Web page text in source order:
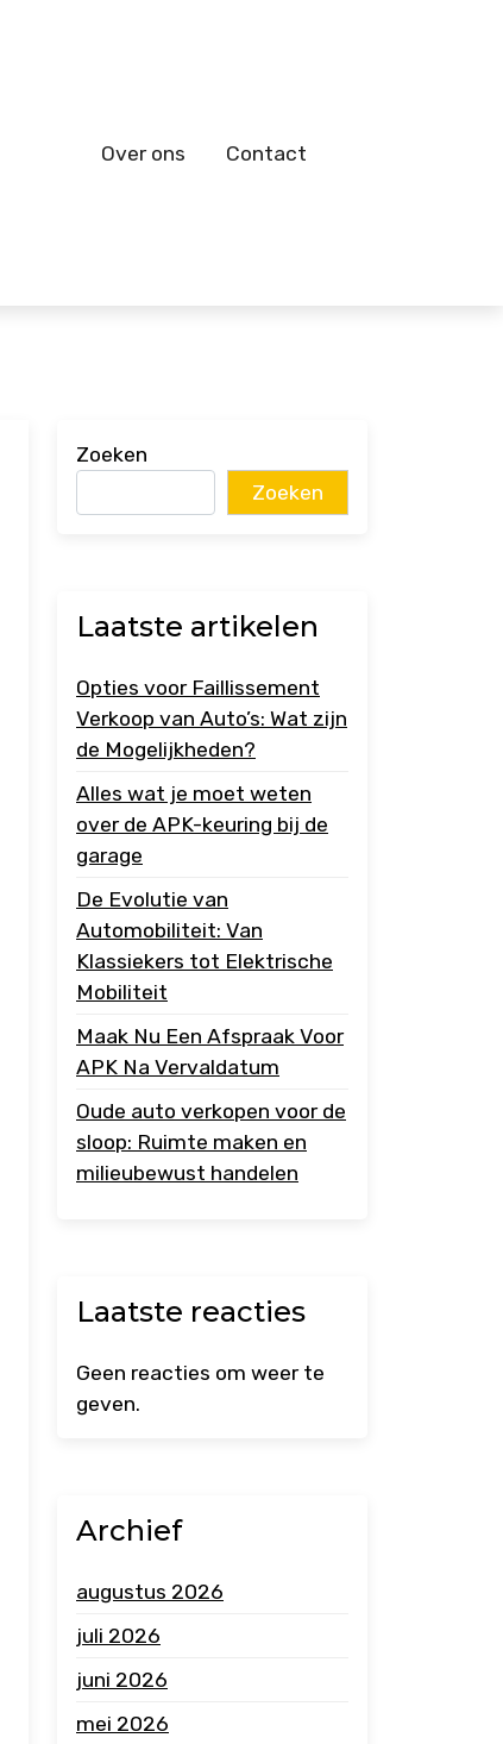
Over ons Contact
Zoeken
Zoeken
Laatste artikelen
Opties voor Faillissement
Verkoop van Auto’s: Wat zijn
de Mogelijkheden?
Alles wat je moet weten
over de APK-keuring bij de
garage
De Evolutie van
Automobiliteit: Van
Klassiekers tot Elektrische
Mobiliteit
Maak Nu Een Afspraak Voor
APK Na Vervaldatum
Oude auto verkopen voor de
sloop: Ruimte maken en
milieubewust handelen
Laatste reacties
Geen reacties om weer te
geven.
Archief
augustus 2026
juli 2026
juni 2026
mei 2026